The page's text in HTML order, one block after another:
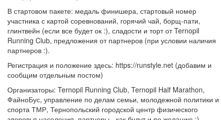
В стартовом пакете: медаль финишера, стартовый номер
участника с картой соревнований, горячий чай, борщ-пати,
глинтвейн (если все будет ок :), сладости и торт от Ternopil
Running Club, предложения от партнеров (при условии наличия
партнеров :).
Регистрация и положение здесь: https://runstyle.net (добавим и
сообщим отдельным постом)
Организаторы: Ternopil Running Club, Ternopil Half Marathon,
ФайноБус, управление по делам семьи, молодежной политики и
спорта ТМР, Тернопольский городской центр физического